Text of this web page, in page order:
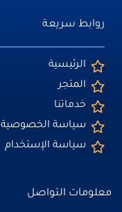
روابط سريعة
الرئيسية
المتجر
خدماتنا
سياسة الخصوصية
سياسة الإستخدام
معلومات التواصل